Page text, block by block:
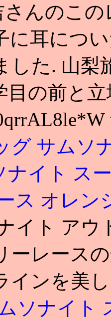
さんのこ
に耳につ
した. 山梨
目の前と
グ サムソ
ナイト ス
ス オレン
イト アウ
ーレース
インを美
ソナイト